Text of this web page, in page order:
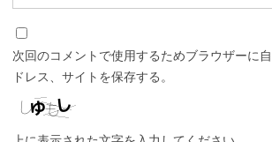
次回のコメントで使用するためブラウザーに
ドレス、サイトを保存する。